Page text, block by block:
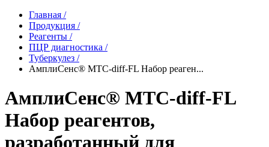
Главная /
Продукция /
Реагенты /
ПЦР диагностика /
Туберкулез /
АмплиСенс® MTC-diff-FL Набор реаген...
АмплиСенс® MTC-diff-FL
Набор реагентов,
разработанный для